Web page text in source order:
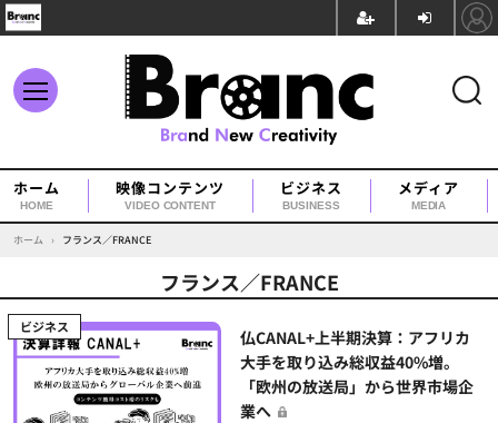
ホーム
HOME
映像コンテンツ
VIDEO CONTENT
ビジネス
BUSINESS
メディア
MEDIA
ホーム › フランス／FRANCE
フランス／FRANCE
ビジネス
仏CANAL+上半期決算：アフリカ
大手を取り込み総収益40%増。
「欧州の放送局」から世界市場企
業へ